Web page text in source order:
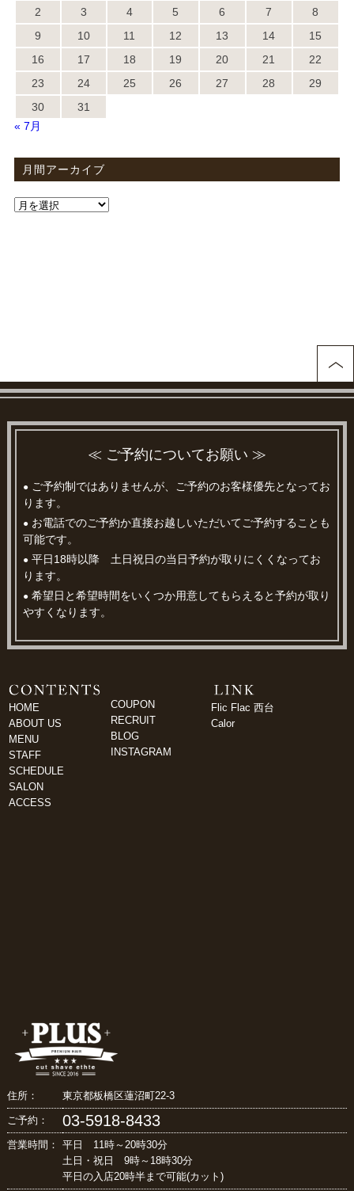
2
3 4 5 6 7
8
9
10 11 12 13 14
15
16
17 18 19 20 21
22
23
24 25 26 27 28
29
30
31
« 7月
月間アーカイブ
≪ ご予約についてお願い ≫
● ご予約制ではありませんが、ご予約のお客様優先となってお
ります。
● お電話でのご予約か直接お越しいただいてご予約することも
可能です。
● 平日18時以降 土日祝日の当日予約が取りにくくなってお
ります。
● 希望日と希望時間をいくつか用意してもらえると予約が取り
やすくなります。
HOME
ABOUT US
MENU
STAFF
SCHEDULE
SALON
ACCESS
COUPON
RECRUIT
BLOG
INSTAGRAM
Flic Flac 西台
Calor
住所： 東京都板橋区蓮沼町22-3
ご予約： 03-5918-8433
営業時間：
平日 11時～20時30分
土日・祝日 9時～18時30分
平日の入店20時半まで可能(カット)